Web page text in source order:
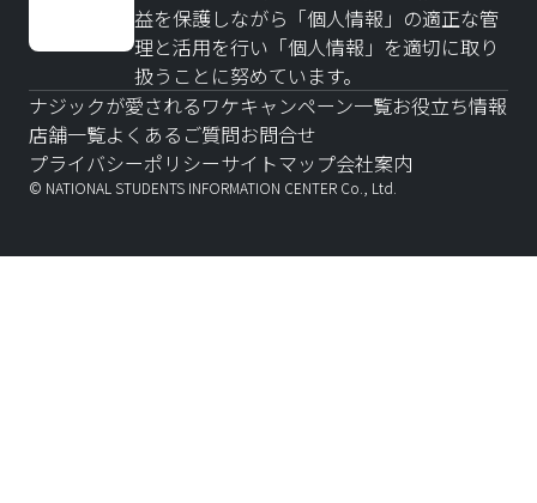
益を保護しながら「個人情報」の適正な管
理と活用を行い「個人情報」を適切に取り
扱うことに努めています。
ナジックが愛されるワケキャンペーン一覧お役立ち情報
店舗一覧よくあるご質問お問合せ
プライバシーポリシーサイトマップ会社案内
© NATIONAL STUDENTS INFORMATION CENTER Co., Ltd.